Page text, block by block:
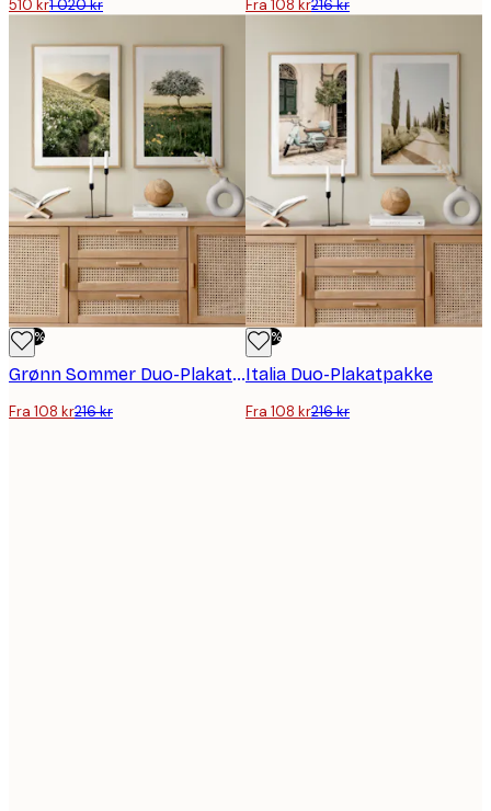
510 kr1 020 kr Fra 108 kr216 kr
-50%
Grønn Sommer Duo-Plakatpakke
Fra 108 kr216 kr
-50%
Italia Duo-Plakatpakke
Fra 108 kr216 kr